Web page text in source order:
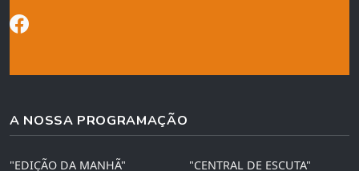
A NOSSA PROGRAMAÇÃO
"EDIÇÃO DA MANHÃ" "CENTRAL DE ESCUTA"